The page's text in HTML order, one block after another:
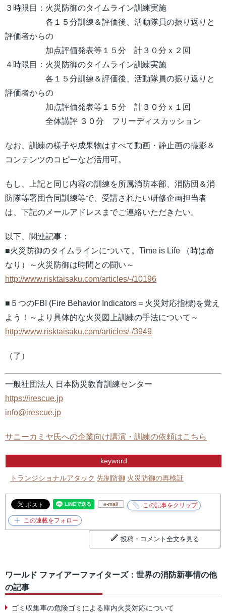
３時限目：火災防御のタイムライン訓練実施
各１５分訓練＆評価後、活動隊員の振り返りと
評価者からの
加点評価発表等１５分 計３０分ｘ２回
４時限目：火災防御のタイムライン訓練実施
各１５分訓練＆評価後、活動隊員の振り返りと
評価者からの
加点評価発表等１５分 計３０分ｘ１回
全体講評 ３０分 フリーディスカッション
なお、訓練の様子や成果物はすべて動画・静止画の撮影＆
コンテンツのコピーなど活用可。
もし、上記と同じ内容の訓練を所属消防本部、消防団＆消
防隊等署団合同訓練等で、受講されたい研修企画担当者
は、下記のメールアドレスまでご連絡いただきたい。
以下、関連記事：
■火災防御のタイムラインについて。Time is Life （時は命
なり）～火災防御は時間との闘い～
http://www.risktaisaku.com/articles/-/10196
■５つのFBI (Fire Behavior Indicators＝火災対応指標)を覚え
よう！～より具体的な火災図上訓練の手法について～
http://www.risktaisaku.com/articles/-/3949
（了）
一般社団法人 日本防災教育訓練センター
https://irescue.jp
info@irescue.jp
サニーカミヤ氏への企業向け講演・訓練の依頼はこちら
keyword
トランジショナルアタック 先制防御 火災防御の再検証
e-mail
投稿・コメント全文を見る
ワールド ファイアーファイターズ：世界の消防新事情の他
の記事
ゴミ収集車の危険ゴミによる庫内火災対応について